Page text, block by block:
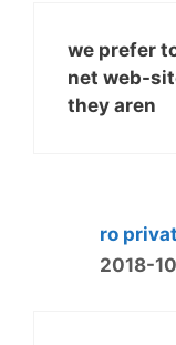
we prefer
net web-
they aren
ro
2018-